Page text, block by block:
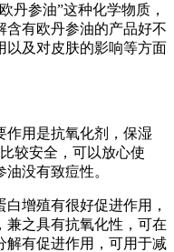
丹参油”这种化学物质，
含有欧丹参油的产品好不
以及对皮肤的影响等方面
作用是抗氧化剂，保湿
较安全，可以放心使
没有致痘性。
增殖有很好促进作用，
兼之具有抗氧化性，可在
解有促进作用，可用于减